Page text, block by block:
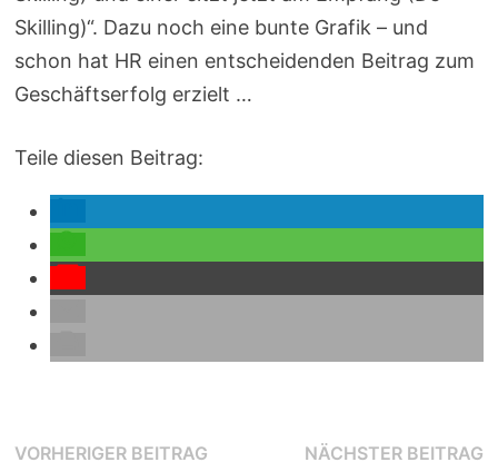
Skilling)“. Dazu noch eine bunte Grafik – und
schon hat HR einen entscheidenden Beitrag zum
Geschäftserfolg erzielt …
Teile diesen Beitrag:
Beitragsnavigation
VORHERIGER BEITRAG VorherigerNÄCHSTER BEITRAG